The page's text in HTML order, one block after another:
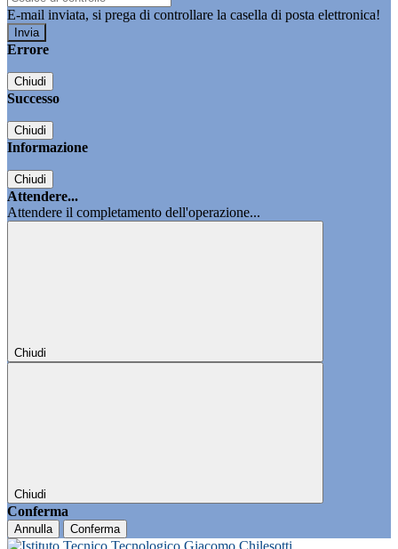
E-mail inviata, si prega di controllare la casella di posta elettronica!
Errore
Chiudi
Successo
Chiudi
Informazione
Chiudi
Attendere...
Attendere il completamento dell'operazione...
Chiudi
Chiudi
Conferma
Annulla Conferma